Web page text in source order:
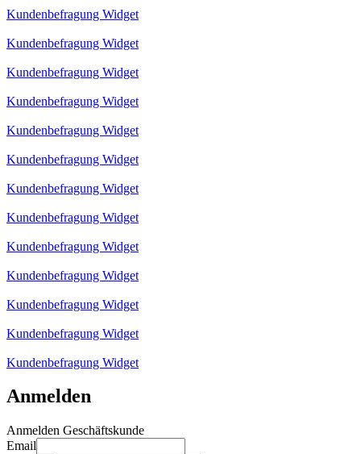
Kundenbefragung Widget
Kundenbefragung Widget
Kundenbefragung Widget
Kundenbefragung Widget
Kundenbefragung Widget
Kundenbefragung Widget
Kundenbefragung Widget
Kundenbefragung Widget
Kundenbefragung Widget
Kundenbefragung Widget
Kundenbefragung Widget
Kundenbefragung Widget
Kundenbefragung Widget
Anmelden
Anmelden Geschäftskunde
Email